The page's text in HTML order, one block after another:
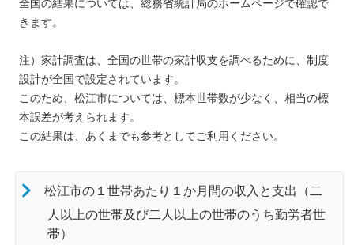
きます。
注）家計調査は、全国の世帯の家計収支を調べるために、制度
設計が全国で設定されています。
このため、松江市については、標本世帯数が少なく、相当の標
本誤差が考えられます。
この結果は、あくまでも参考としてご利用ください。
松江市の１世帯あたり１か月間の収入と支出（二
人以上の世帯及び二人以上の世帯のうち勤労者世
帯）